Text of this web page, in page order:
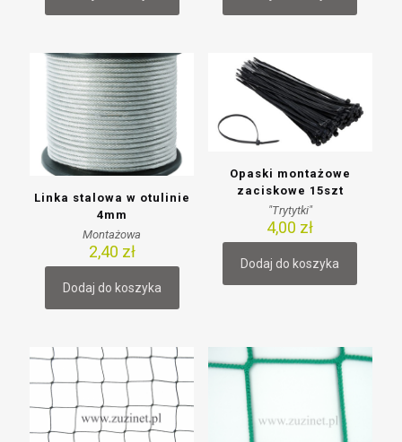
Linka stalowa w otulinie
4mm
Montażowa
2,40 zł
Dodaj do koszyka
Opaski montażowe
zaciskowe 15szt
"Trytytki"
4,00 zł
Dodaj do koszyka